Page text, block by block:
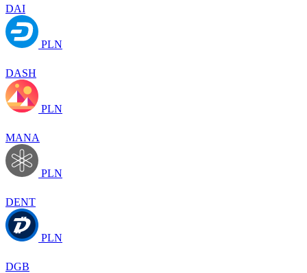
DAI
PLN
DASH
PLN
MANA
PLN
DENT
PLN
DGB